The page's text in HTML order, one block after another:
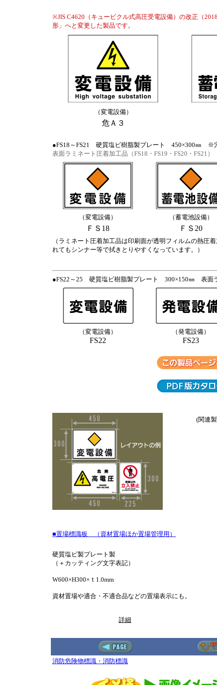
※JIS C4620（キュービクル式高圧受電設備）の改正（
形」へと変更した製品です。
（変電設備）
危Ａ３
●FS18～FS21 硬質塩ビ樹脂製プレート 450×300㎜
表面ラミネート圧着加工品（FS18・FS19・FS20・FS21）
（変電設備） （蓄電池設備）
ＦＳ18 ＦＳ20
（ラミネート圧着加工品は印刷面が透明フィルムの熱圧
れてもシンナー等で拭きとりやすくなっています。）
●FS22～25 硬質塩ビ樹脂製プレート 300×150㎜ 表
（変電設備）
FS22
（発電設備）
FS23
(関連
■置場標識板 （資材置場ほか置場管理用）
硬質塩ビ製プレート製
（＋カッティング文字表記）
W600×H300×ｔ1.0mm
資材置場や適合・不適合品などの置場表示にも。
詳細
消防危険物標識・消防標識